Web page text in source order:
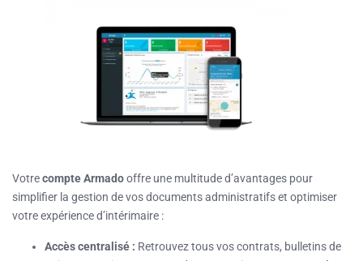
Votrecompte Armadooffre une multitude d’avantages pour
simplifier la gestion de vos documents administratifs et optimiser
votre expérience d’intérimaire :
Accès centralisé : Retrouvez tous vos contrats, bulletins de